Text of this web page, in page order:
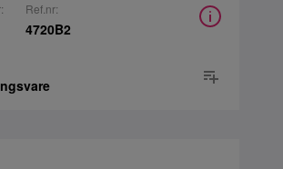
Ref.nr:
4720B2